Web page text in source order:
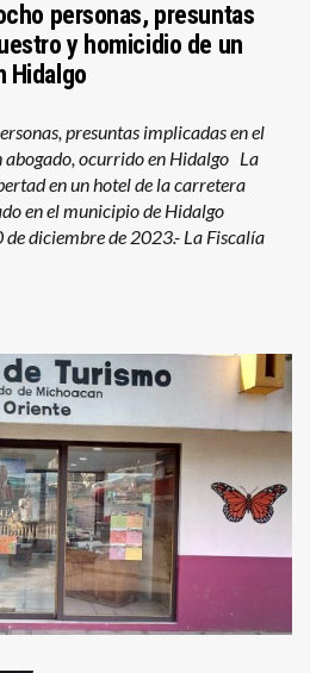
personas, presuntas
y homicidio de un
Hidalgo
presuntas implicadas en el
abogado, ocurrido en Hidalgo La
en un hotel de la carretera
en el municipio de Hidalgo
diciembre de 2023.- La Fiscalía